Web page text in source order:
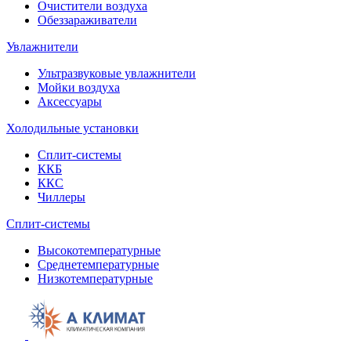
Очистители воздуха
Обеззараживатели
Увлажнители
Ультразвуковые увлажнители
Мойки воздуха
Аксессуары
Холодильные установки
Сплит-системы
ККБ
ККС
Чиллеры
Сплит-системы
Высокотемпературные
Среднетемпературные
Низкотемпературные